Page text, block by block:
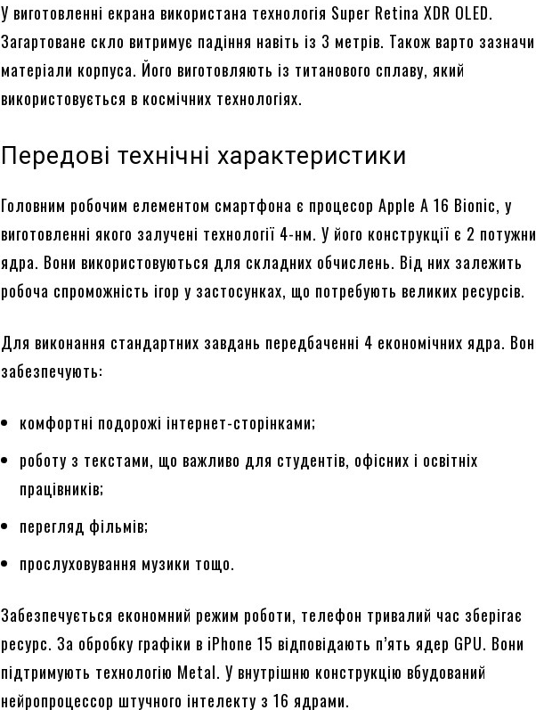
У виготовленні екрана використана технологія Super Retina XDR OLED.
Загартоване скло витримує падіння навіть із 3 метрів. Також варто
матеріали корпуса. Його виготовляють із титанового сплаву, який
використовується в космічних технологіях.
Передові технічні характеристики
Головним робочим елементом смартфона є процесор Apple A 16 Bionic, у
виготовленні якого залучені технології 4-нм. У його конструкції є 2
ядра. Вони використовуються для складних обчислень. Від них залежить
робоча спроможність ігор у застосунках, що потребують великих ресурсів.
Для виконання стандартних завдань передбаченні 4 економічних ядра.
забезпечують:
комфортні подорожі інтернет-сторінками;
роботу з текстами, що важливо для студентів, офісних і освітніх
працівників;
перегляд фільмів;
прослуховування музики тощо.
Забезпечується економний режим роботи, телефон тривалий час зберігає
ресурс. За обробку графіки в iPhone 15 відповідають п’ять ядер GPU. Вони
підтримують технологію Metal. У внутрішню конструкцію вбудований
нейропроцессор штучного інтелекту з 16 ядрами.